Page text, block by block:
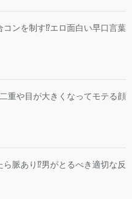
ンを制す⁉︎エロ面白い早口言葉
重や目が大きくなってモテる顔
脈あり⁉︎男がとるべき適切な反